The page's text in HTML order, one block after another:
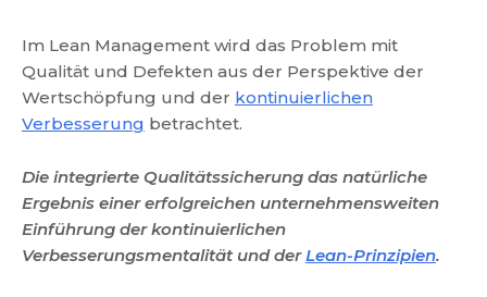
Im Lean Management wird das Problem mit
Qualität und Defekten aus der Perspektive der
Wertschöpfung und der kontinuierlichen
Verbesserung betrachtet.
Die integrierte Qualitätssicherung das natürliche
Ergebnis einer erfolgreichen unternehmensweiten
Einführung der kontinuierlichen
Verbesserungsmentalität und derLean-Prinzipien.